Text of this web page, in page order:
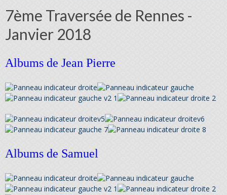
7ème Traversée de Rennes -
Janvier 2018
Albums de Jean Pierre
Albums de Samuel